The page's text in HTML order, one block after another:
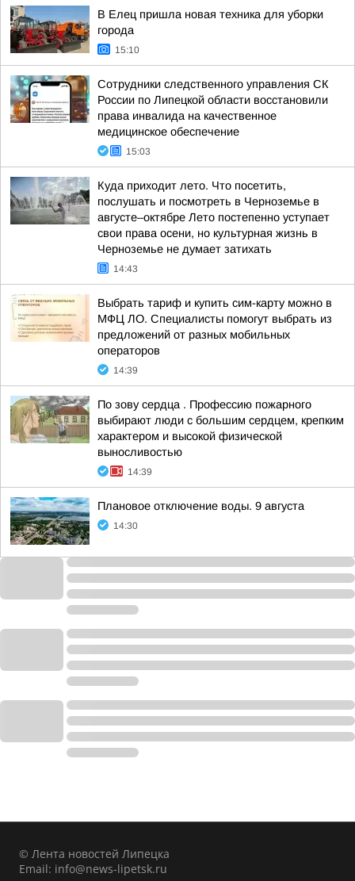
В Елец пришла новая техника для уборки
города
15:10
Сотрудники следственного управления СК
России по Липецкой области восстановили
права инвалида на качественное
медицинское обеспечение
15:03
Куда приходит лето. Что посетить,
послушать и посмотреть в Черноземье в
августе–октябре Лето постепенно уступает
свои права осени, но культурная жизнь в
Черноземье не думает затихать
14:43
Выбрать тариф и купить сим-карту можно в
МФЦ ЛО. Специалисты помогут выбрать из
предложений от разных мобильных
операторов
14:39
По зову сердца . Профессию пожарного
выбирают люди с большим сердцем, крепким
характером и высокой физической
выносливостью
14:39
Плановое отключение воды. 9 августа
14:30
© Лента новостей Липецка
Email: info@news-lipetsk.ru